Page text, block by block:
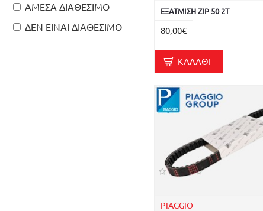
RMS
SKYRICH
ΠΗΝΙΟΦΟΡΟΙ
ΡΟΥΛΕΜΑΝ
ΑΜΕΣΑ ΔΙΑΘΕΣΙΜΟ
ΔΕΝ ΕΙΝΑΙ ΔΙΑΘΕΣΙΜΟ
ΕΞΑΤΜΙΣΗ ZIP 50 2T
80,00€
ΚΑΛΆΘΙ
PIAGGIO